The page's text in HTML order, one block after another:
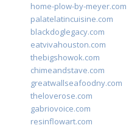
home-plow-by-meyer.com
palatelatincuisine.com
blackdoglegacy.com
eatvivahouston.com
thebigshowok.com
chimeandstave.com
greatwallseafoodny.com
theloverose.com
gabriovoice.com
resinflowart.com